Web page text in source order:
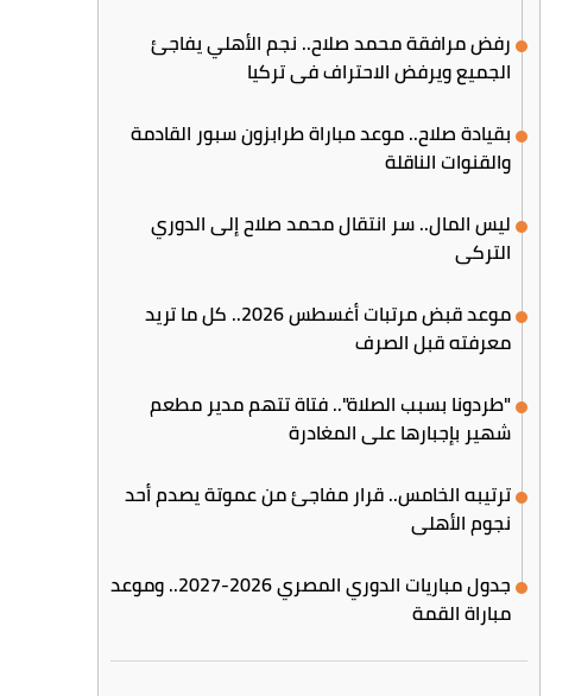
رفض مرافقة محمد صلاح.. نجم الأهلي يفاجئ
الجميع ويرفض الاحتراف في تركيا
بقيادة صلاح.. موعد مباراة طرابزون سبور القادمة
والقنوات الناقلة
ليس المال.. سر انتقال محمد صلاح إلى الدوري
التركي
موعد قبض مرتبات أغسطس 2026.. كل ما تريد
معرفته قبل الصرف
"طردونا بسبب الصلاة".. فتاة تتهم مدير مطعم
شهير بإجبارها على المغادرة
ترتيبه الخامس.. قرار مفاجئ من عموتة يصدم أحد
نجوم الأهلي
جدول مباريات الدوري المصري 2026-2027.. وموعد
مباراة القمة